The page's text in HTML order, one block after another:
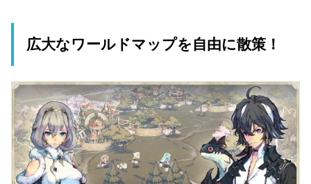
広大なワールドマップを自由に散策！